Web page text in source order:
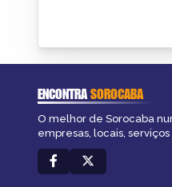
ENCONTRASOROCABA
O melhor de Sorocaba
empresas, locais,